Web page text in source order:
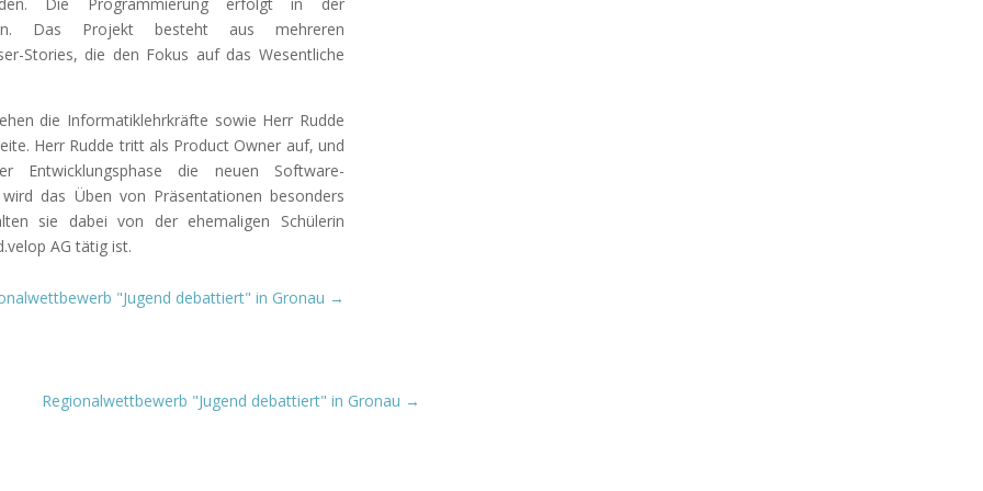
Das Projekt besteht aus mehreren
Stories, die den Fokus auf das Wesentliche
die Informatiklehrkräfte sowie Herr Rudde
Herr Rudde tritt als Product Owner auf, und
die neuen Software-
das Üben von Präsentationen besonders
sie dabei von der ehemaligen Schülerin
AG tätig ist.
"Jugend debattiert" in Gronau →
Regionalwettbewerb "Jugend debattiert" in Gronau →